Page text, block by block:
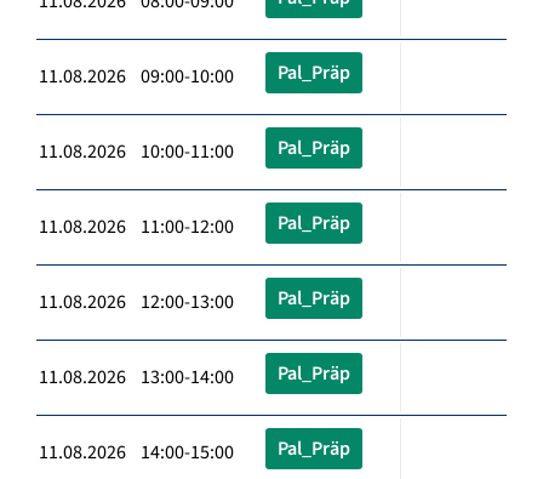
11.08.2026 09:00-10:00 Pal_Präp
11.08.2026 10:00-11:00 Pal_Präp
11.08.2026 11:00-12:00 Pal_Präp
11.08.2026 12:00-13:00 Pal_Präp
11.08.2026 13:00-14:00 Pal_Präp
11.08.2026 14:00-15:00 Pal_Präp